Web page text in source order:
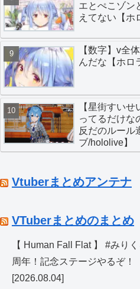
エとぺこゾン
えてない【ホ
【数字】v全
んだな【ホロ
【星街すい
ってるだけな
反だのルール
ブ/hololive】
Vtuberまとめアンテナ
VTuberまとめのまとめ
【 Human Fall Flat 】 #みり
周年！記念ステージやるぞ！
[2026.08.04]